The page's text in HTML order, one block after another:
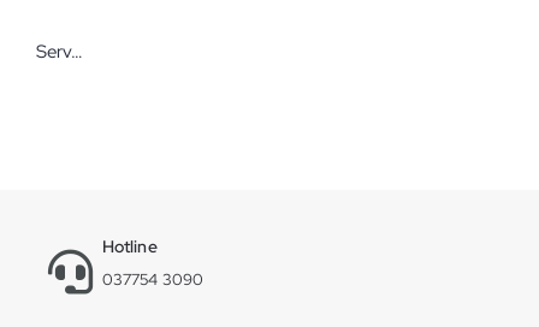
Servoprax Parafilm Abdeckfolie Elastische Verschlussfolie
Hotline
037754 3090